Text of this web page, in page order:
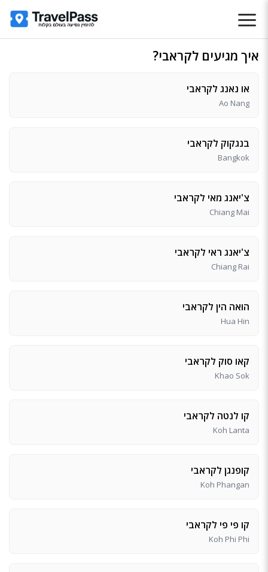
איך מגיעים לקראבי?
או נאנג לקראבי
Ao Nang
בנגקוק לקראבי
Bangkok
צ'יאנג מאי לקראבי
Chiang Mai
צ'יאנג ראי לקראבי
Chiang Rai
הואה הין לקראבי
Hua Hin
קאו סוק לקראבי
Khao Sok
קו לנטה לקראבי
Koh Lanta
קופנגן לקראבי
Koh Phangan
קו פי פי לקראבי
Koh Phi Phi